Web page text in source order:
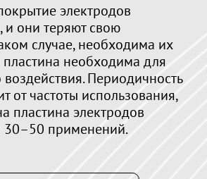
электродов
и они теряют свою
случае, необходима их
необходима для
Периодичность
от частоты использования,
пластина электродов
30–50 применений.